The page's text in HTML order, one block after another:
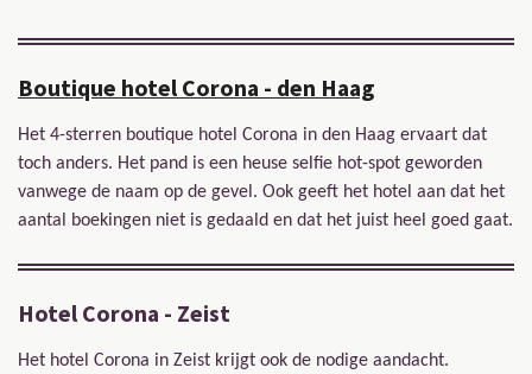
Boutique hotel Corona - den Haag
Het 4-sterren boutique hotel Corona in den Haag ervaart dat
toch anders. Het pand is een heuse selfie hot-spot geworden
vanwege de naam op de gevel. Ook geeft het hotel aan dat het
aantal boekingen niet is gedaald en dat het juist heel goed gaat.
Hotel Corona - Zeist
Het hotel Corona in Zeist krijgt ook de nodige aandacht.